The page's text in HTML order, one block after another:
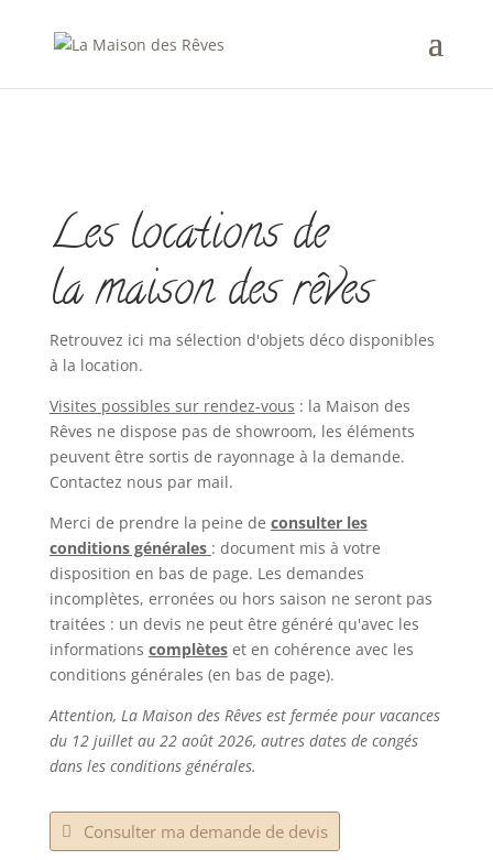
Les locations de
la maison des rêves
Retrouvez ici ma sélection d'objets déco disponibles
à la location.
Visites possibles sur rendez-vous : la Maison des
Rêves ne dispose pas de showroom, les éléments
peuvent être sortis de rayonnage à la demande.
Contactez nous par mail.
Merci de prendre la peine de consulter les
conditions générales : document mis à votre
disposition en bas de page. Les demandes
incomplètes, erronées ou hors saison ne seront pas
traitées : un devis ne peut être généré qu'avec les
informations complètes et en cohérence avec les
conditions générales (en bas de page).
Attention, La Maison des Rêves est fermée pour vacances
du 12 juillet au 22 août 2026, autres dates de congés
dans les conditions générales.
Consulter ma demande de devis